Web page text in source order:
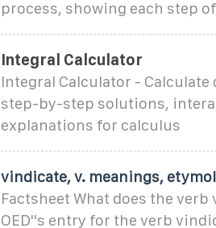
process, showing each step
Integral Calculator
Integral Calculator -
step-by-step solutions,
explanations for calculus
vindicate, v. meanings,
Factsheet What does the
OED''s entry for the verb